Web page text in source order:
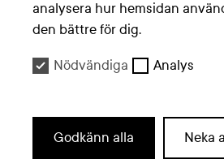
Vänskap & Kärlek, Äventyr,
Humor
analysera hur hemsidan
den bättre för dig.
Nödvändiga Analys
Godkänn alla Neka